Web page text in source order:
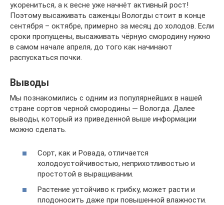
укорениться, а к весне уже начнёт активный рост!
Поэтому высаживать саженцы Вологды стоит в конце
сентября – октябре, примерно за месяц до холодов. Если
сроки пропущены, высаживать чёрную смородину нужно
в самом начале апреля, до того как начинают
распускаться почки.
Выводы
Мы познакомились с одним из популярнейших в нашей
стране сортов черной смородины — Вологда. Далее
выводы, который из приведенной выше информации
можно сделать.
Сорт, как и Ровада, отличается
холодоустойчивостью, неприхотливостью и
простотой в выращивании.
Растение устойчиво к грибку, может расти и
плодоносить даже при повышенной влажности.